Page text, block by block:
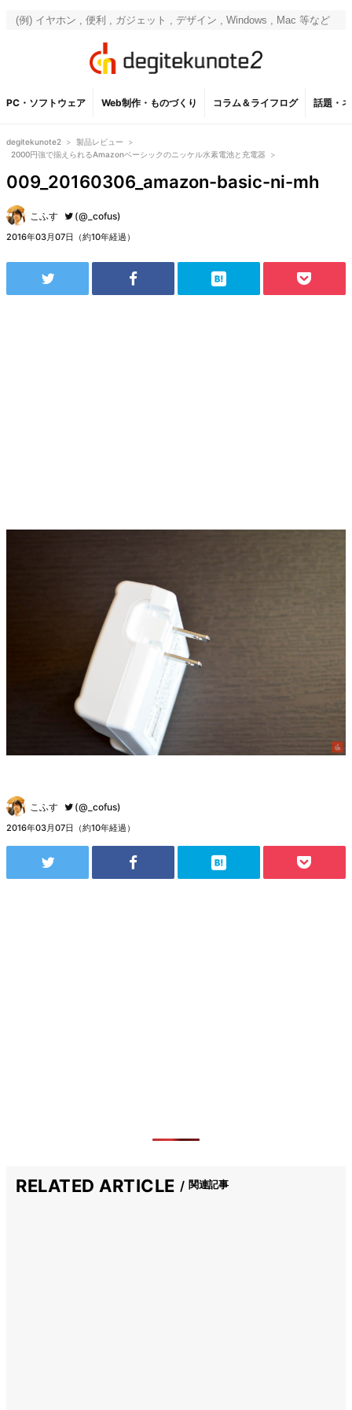
PC・ソフトウェア Web制作・ものづくり コラム＆ライフログ 話題・
degitekunote2 > 製品レビュー
>
2000円強で揃えられるAmazonベーシックのニッケル水素電池と充電器
>
009_20160306_amazon-basic-ni-mh
こふす (@_cofus)
2016年03月07日（約10年経過）
こふす (@_cofus)
2016年03月07日（約10年経過）
RELATED ARTICLE 関連記事